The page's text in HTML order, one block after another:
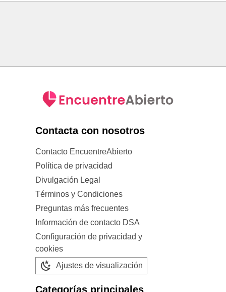
Contacta con nosotros
Contacto EncuentreAbierto
Política de privacidad
Divulgación Legal
Términos y Condiciones
Preguntas más frecuentes
Información de contacto DSA
Configuración de privacidad y
cookies
Ajustes de visualización
Categorías principales